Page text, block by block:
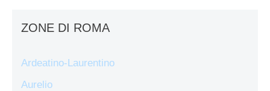
ZONE DI ROMA
Ardeatino-Laurentino
Aurelio